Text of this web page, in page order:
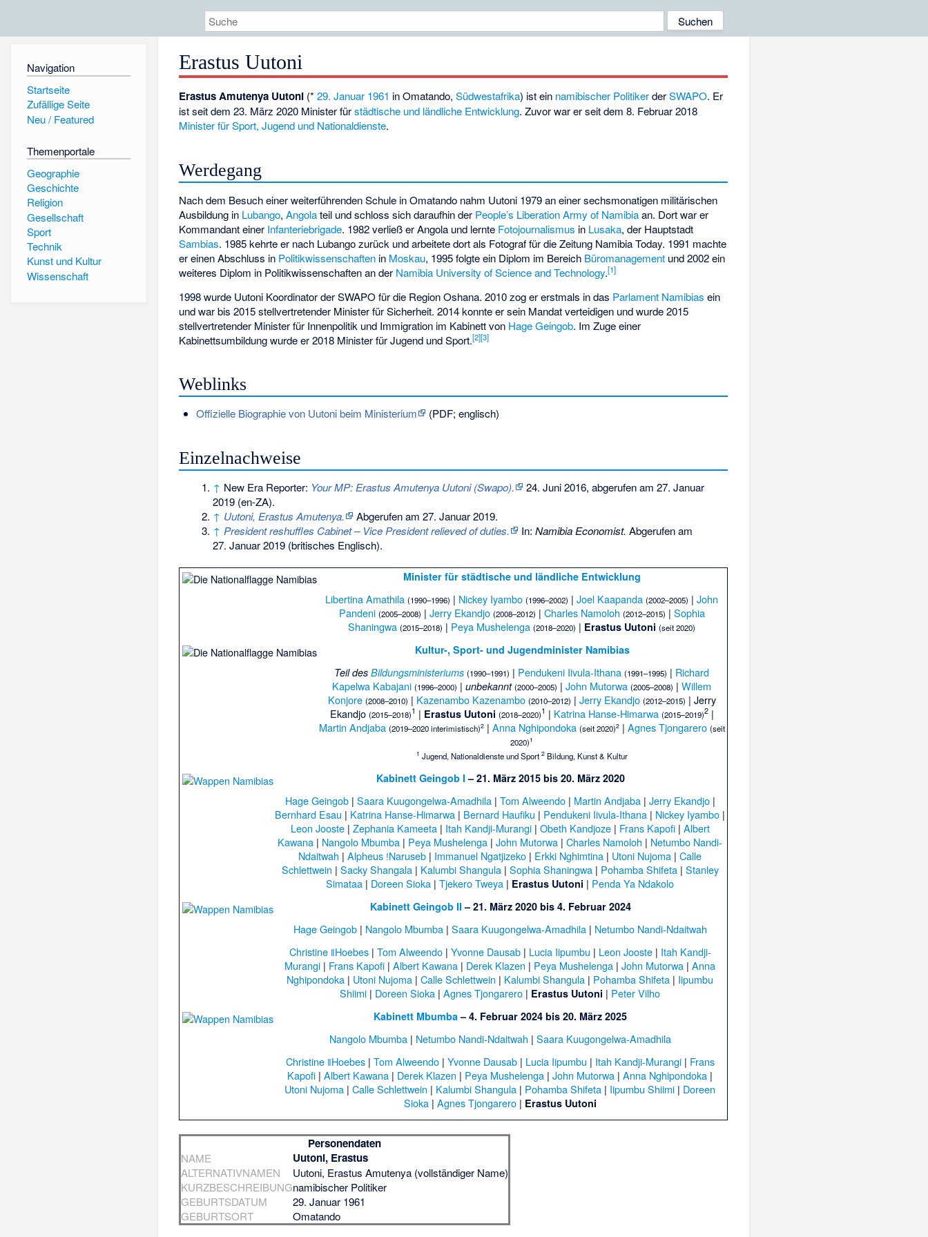
Navigation
Startseite
Zufällige Seite
Neu / Featured
Themenportale
Geographie
Geschichte
Religion
Gesellschaft
Sport
Technik
Kunst und Kultur
Wissenschaft
Erastus Uutoni
Erastus Amutenya Uutoni (*29. Januar 1961 inOmatando,Südwestafrika) ist ein namibischer PolitikerderSWAPO. Er
ist seit dem 23. März 2020 Minister fürstädtische und ländliche Entwicklung. Zuvor war er seit dem 8. Februar 2018
Minister für Sport, Jugend und Nationaldienste.
Werdegang
Nach dem Besuch einer weiterführenden Schule in Omatando nahm Uutoni 1979 an einer sechsmonatigen militärischen
Ausbildung in Lubango,Angolateil und schloss sich daraufhin der People’s Liberation Army of Namibiaan. Dort war er
Kommandant einer Infanteriebrigade. 1982 verließ er Angola und lernte Fotojournalismus in Lusaka, der Hauptstadt
Sambias. 1985 kehrte er nach Lubango zurück und arbeitete dort als Fotograf für die Zeitung Namibia Today. 1991 machte
er einen Abschluss in Politikwissenschaften in Moskau, 1995 folgte ein Diplom im Bereich Büromanagement und 2002 ein
weiteres Diplom in Politikwissenschaften an der Namibia University of Science and Technology.[1]
1998 wurde Uutoni Koordinator der SWAPO für die Region Oshana. 2010 zog er erstmals in das Parlament Namibias ein
und war bis 2015 stellvertretender Minister für Sicherheit. 2014 konnte er sein Mandat verteidigen und wurde 2015
stellvertretender Minister für Innenpolitik und Immigration im Kabinett von Hage Geingob. Im Zuge einer
Kabinettsumbildung wurde er 2018 Minister für Jugend und Sport.[2][3]
Weblinks
Offizielle Biographie von Uutoni beim Ministerium (PDF; englisch)
Einzelnachweise
↑ New Era Reporter: Your MP: Erastus Amutenya Uutoni (Swapo). 24. Juni 2016, abgerufen am 27. Januar
2019 (en-ZA).
↑ Uutoni, Erastus Amutenya. Abgerufen am 27. Januar 2019.
↑ President reshuffles Cabinet – Vice President relieved of duties. In: Namibia Economist. Abgerufen am
27. Januar 2019 (britisches Englisch).
Minister für städtische und ländliche Entwicklung
Libertina Amathila (1990–1996) | Nickey Iyambo (1996–2002) |Joel Kaapanda (2002–2005) |John
Pandeni (2005–2008) | Jerry Ekandjo (2008–2012) | Charles Namoloh (2012–2015) | Sophia
Shaningwa (2015–2018) | Peya Mushelenga (2018–2020) | Erastus Uutoni (seit 2020)
Kultur-, Sport- und Jugendminister Namibias
Teil desBildungsministeriums (1990–1991) | Pendukeni Iivula-Ithana (1991–1995) | Richard
Kapelwa Kabajani (1996–2000) |unbekannt (2000–2005) |John Mutorwa (2005–2008) |Willem
Konjore (2008–2010) | Kazenambo Kazenambo (2010–2012) | Jerry Ekandjo (2012–2015) | Jerry
Ekandjo (2015–2018)1 | Erastus Uutoni (2018–2020)1 | Katrina Hanse-Himarwa (2015–2019)2|
Martin Andjaba (2019–2020 interimistisch)2| Anna Nghipondoka (seit 2020)2| Agnes Tjongarero (seit
2020)1
1 Jugend, Nationaldienste und Sport 2Bildung, Kunst & Kultur
Kabinett Geingob I – 21. März 2015 bis 20. März 2020
Hage Geingob| Saara Kuugongelwa-Amadhila| Tom Alweendo| Martin Andjaba| Jerry Ekandjo|
Bernhard Esau | Katrina Hanse-Himarwa | Bernard Haufiku | Pendukeni Iivula-Ithana | Nickey Iyambo |
Leon Jooste| Zephania Kameeta| Itah Kandji-Murangi| Obeth Kandjoze| Frans Kapofi| Albert
Kawana | Nangolo Mbumba | Peya Mushelenga |John Mutorwa |Charles Namoloh | Netumbo Nandi-
Ndaitwah |Alpheus ǃNaruseb | Immanuel Ngatjizeko | Erkki Nghimtina | Utoni Nujoma |Calle
Schlettwein | Sacky Shangala| Kalumbi Shangula| Sophia Shaningwa| Pohamba Shifeta| Stanley
Simataa | Doreen Sioka |Tjekero Tweya | Erastus Uutoni | Penda Ya Ndakolo
Kabinett Geingob II – 21. März 2020 bis 4. Februar 2024
Hage Geingob| Nangolo Mbumba| Saara Kuugongelwa-Amadhila| Netumbo Nandi-Ndaitwah
Christine ǁHoebes| Tom Alweendo| Yvonne Dausab| Lucia Iipumbu | Leon Jooste| Itah Kandji-
Murangi | Frans Kapofi |Albert Kawana | Derek Klazen | Peya Mushelenga |John Mutorwa |Anna
Nghipondoka | Utoni Nujoma |Calle Schlettwein | Kalumbi Shangula | Pohamba Shifeta | Iipumbu
Shiimi | Doreen Sioka |Agnes Tjongarero | Erastus Uutoni | Peter Vilho
Kabinett Mbumba– 4. Februar 2024 bis 20. März 2025
Nangolo Mbumba| Netumbo Nandi-Ndaitwah | Saara Kuugongelwa-Amadhila
Christine ǁHoebes| Tom Alweendo| Yvonne Dausab| Lucia Iipumbu | Itah Kandji-Murangi| Frans
Kapofi |Albert Kawana | Derek Klazen | Peya Mushelenga |John Mutorwa |Anna Nghipondoka |
Utoni Nujoma |Calle Schlettwein | Kalumbi Shangula | Pohamba Shifeta | Iipumbu Shiimi | Doreen
Sioka| Agnes Tjongarero| Erastus Uutoni
Personendaten
NAME Uutoni, Erastus
ALTERNATIVNAMEN
Uutoni, Erastus Amutenya (vollständiger Name)
KURZBESCHREIBUNGnamibischer Politiker
GEBURTSDATUM
29. Januar 1961
GEBURTSORT
Omatando